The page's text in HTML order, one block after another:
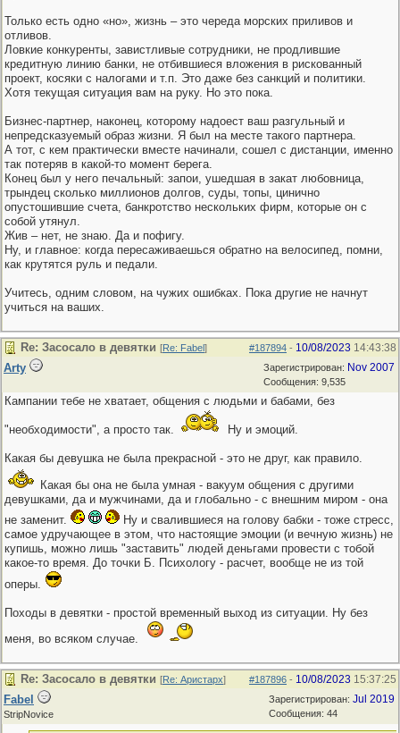
Только есть одно «но», жизнь – это череда морских приливов и
отливов.
Ловкие конкуренты, завистливые сотрудники, не продлившие
кредитную линию банки, не отбившиеся вложения в рискованный
проект, косяки с налогами и т.п. Это даже без санкций и политики.
Хотя текущая ситуация вам на руку. Но это пока.
Бизнес-партнер, наконец, которому надоест ваш разгульный и
непредсказуемый образ жизни. Я был на месте такого партнера.
А тот, с кем практически вместе начинали, сошел с дистанции, именно
так потеряв в какой-то момент берега.
Конец был у него печальный: запои, ушедшая в закат любовница,
трындец сколько миллионов долгов, суды, топы, цинично
опустошившие счета, банкротство нескольких фирм, которые он с
собой утянул.
Жив – нет, не знаю. Да и пофигу.
Ну, и главное: когда пересаживаешься обратно на велосипед, помни,
как крутятся руль и педали.
Учитесь, одним словом, на чужих ошибках. Пока другие не начнут
учиться на ваших.
#187894 - 10/08/2023 14:43:38
Re: Засосало в девятки [Re: Fabel]
Зарегистрирован: Nov 2007
Сообщения: 9,535
Arty
Кампании тебе не хватает, общения с людьми и бабами, без
"необходимости", а просто так. Ну и эмоций.
Какая бы девушка не была прекрасной - это не друг, как правило.
Какая бы она не была умная - вакуум общения с другими
девушками, да и мужчинами, да и глобально - с внешним миром - она
не заменит.
Ну и свалившиеся на голову бабки - тоже стресс,
самое удручающее в этом, что настоящие эмоции (и вечную жизнь) не
купишь, можно лишь "заставить" людей деньгами провести с тобой
какое-то время. До точки Б. Психологу - расчет, вообще не из той
оперы.
Походы в девятки - простой временный выход из ситуации. Ну без
меня, во всяком случае.
#187896 - 10/08/2023 15:37:25
Re: Засосало в девятки [Re: Аристарх]
Зарегистрирован: Jul 2019
Сообщения: 44
Fabel
StripNovice